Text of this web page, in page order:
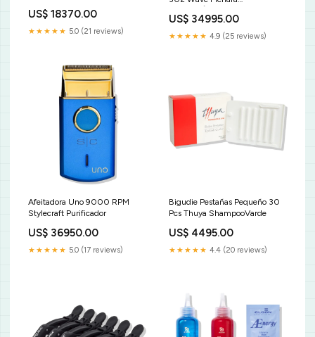
US$ 18370.00
★★★★★ 5.0 (21 reviews)
US$ 34995.00
★★★★★ 4.9 (25 reviews)
Afeitadora Uno 9000 RPM
Stylecraft Purificador
US$ 36950.00
★★★★★ 5.0 (17 reviews)
Bigudie Pestañas Pequeño 30
Pcs Thuya ShampooVarde
US$ 4495.00
★★★★★ 4.4 (20 reviews)